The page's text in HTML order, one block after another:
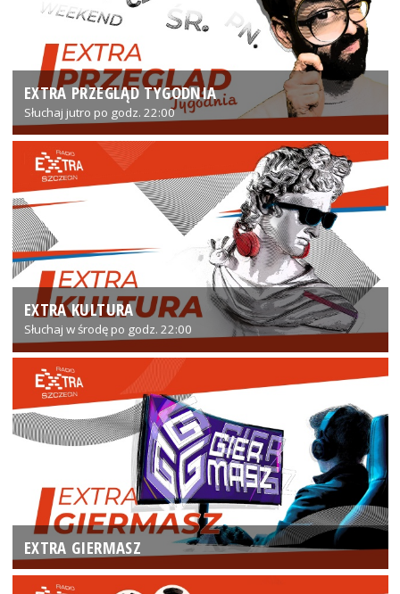
EXTRA PRZEGLĄD TYGODNIA
Słuchaj jutro po godz. 22:00
EXTRA KULTURA
Słuchaj w środę po godz. 22:00
EXTRA GIERMASZ